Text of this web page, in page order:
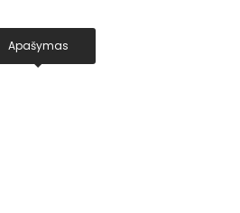
Apašymas